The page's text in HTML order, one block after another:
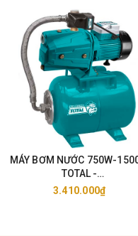
MÁY BƠM NƯỚC 750W-
TOTAL -
TWP47506/11006/15006
3.410.000₫